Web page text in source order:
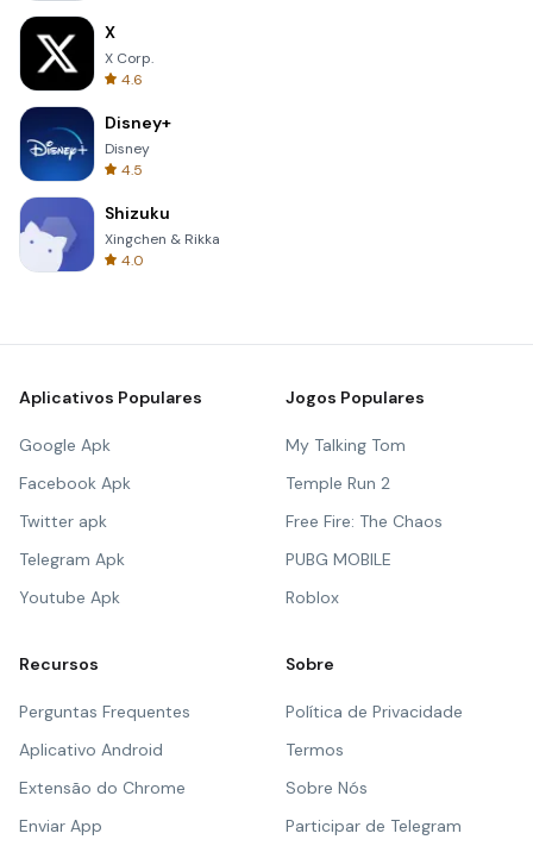
X
X Corp.
4.6
Disney+
Disney
4.5
Shizuku
Xingchen & Rikka
4.0
Aplicativos Populares
Google Apk
Facebook Apk
Twitter apk
Telegram Apk
Youtube Apk
Jogos Populares
My Talking Tom
Temple Run 2
Free Fire: The Chaos
PUBG MOBILE
Roblox
Recursos
Perguntas Frequentes
Aplicativo Android
Extensão do Chrome
Enviar App
Sobre
Política de Privacidade
Termos
Sobre Nós
Participar de Telegram